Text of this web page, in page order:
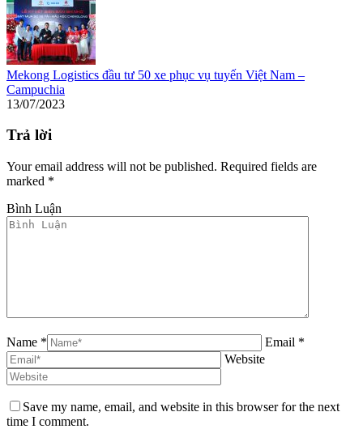
Mekong Logistics đầu tư 50 xe phục vụ tuyến Việt Nam –
Campuchia
13/07/2023
Trả lời
Your email address will not be published. Required fields are
marked *
Bình Luận
Name *
Email *
Website
Save my name, email, and website in this browser for the next
time I comment.